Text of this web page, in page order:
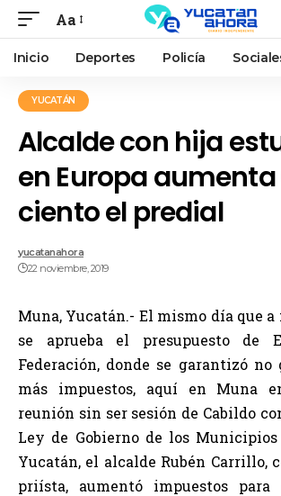
Aa
Inicio Deportes Policía
YUCATÁN
Alcalde con hija
en Europa
ciento el predial
yucatanahora
22 noviembre, 2019
Muna, Yucatán.- El mismo día que
se aprueba el presupuesto de
Federación, donde se garantizó no
más impuestos, aquí en Muna
reunión sin ser sesión de Cabildo
Ley de Gobierno de los
Yucatán, el alcalde Rubén Carrillo,
priísta, aumentó impuestos para